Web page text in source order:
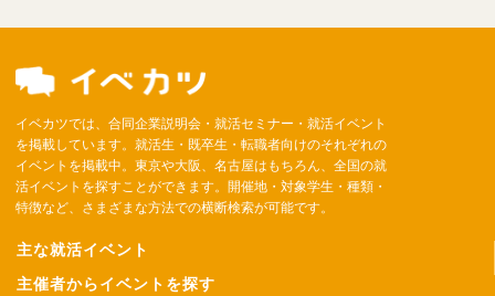
イベカツでは、合同企業説明会・就活セミナー・就活イベント
を掲載しています。就活生・既卒生・転職者向けのそれぞれの
イベントを掲載中。東京や大阪、名古屋はもちろん、全国の就
活イベントを探すことができます。開催地・対象学生・種類・
特徴など、さまざまな方法での横断検索が可能です。
主な就活イベント
主催者からイベントを探す